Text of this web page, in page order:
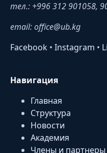
тел.: +996 312 901058,
email: office@ub.kg
Facebook • Instagram •
Навигация
Главная
Структура
Новости
Академия
Члены и партнеры